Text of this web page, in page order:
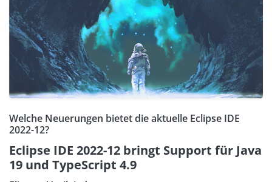
Welche Neuerungen bietet die aktuelle Eclipse IDE
2022-12?
Eclipse IDE 2022-12 bringt Support für Java
19 und TypeScript 4.9